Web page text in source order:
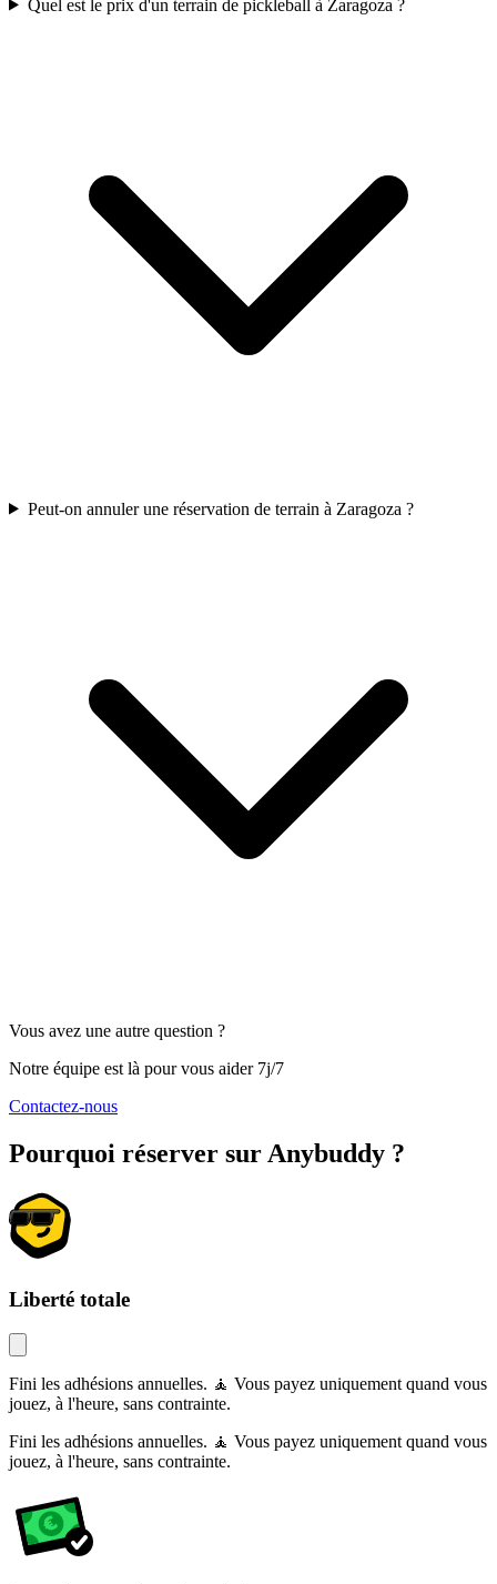
Quel est le prix d'un terrain de pickleball à Zaragoza ?
Peut-on annuler une réservation de terrain à Zaragoza ?
Vous avez une autre question ?
Notre équipe est là pour vous aider 7j/7
Contactez-nous
Pourquoi réserver sur Anybuddy ?
Liberté totale
Fini les adhésions annuelles. 🧘 Vous payez uniquement quand vous
jouez, à l'heure, sans contrainte.
Fini les adhésions annuelles. 🧘 Vous payez uniquement quand vous
jouez, à l'heure, sans contrainte.